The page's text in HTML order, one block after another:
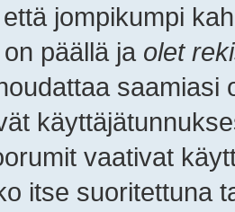
jompikumpi
päällä ja olet
saamiasi
vaativat
itse suoritettuna